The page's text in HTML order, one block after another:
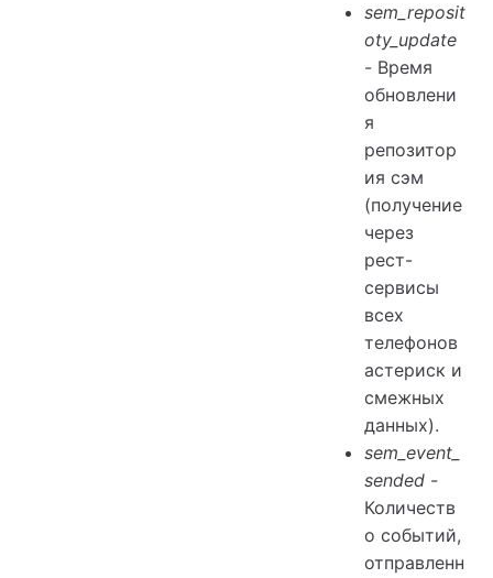
sem_reposit
oty_update
- Время
обновлени
я
репозитор
ия сэм
(получение
через
рест-
сервисы
всех
телефонов
астериск и
смежных
данных).
sem_event_
sended -
Количеств
о событий,
отправленн